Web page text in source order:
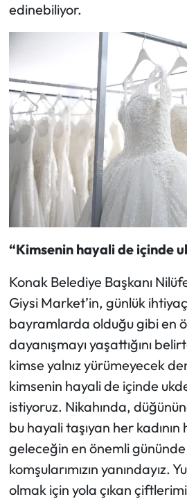
edinebiliyor.
“Kimsenin hayali de içinde
Konak Belediye Başkanı
Giysi Market’in, günlük
bayramlarda olduğu gibi en
dayanışmayı yaşattığını
kimse yalnız yürümeyecek
kimsenin hayali de içinde
istiyoruz. Nikahında,
bu hayali taşıyan her kadının
geleceğin en önemli
komşularımızın yanındayız.
olmak için yola çıkan